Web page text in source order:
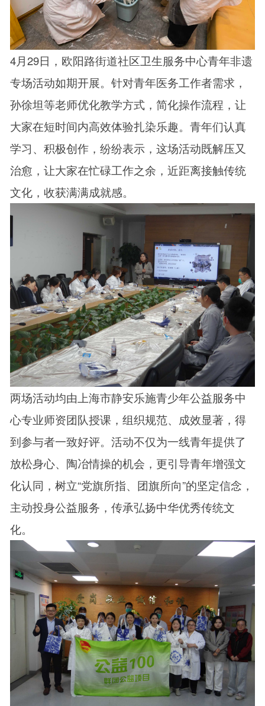
4月29日，欧阳路街道社区卫生服务中心青年非遗
专场活动如期开展。针对青年医务工作者需求，
孙徐坦等老师优化教学方式，简化操作流程，让
大家在短时间内高效体验扎染乐趣。青年们认真
学习、积极创作，纷纷表示，这场活动既解压又
治愈，让大家在忙碌工作之余，近距离接触传统
文化，收获满满成就感。
两场活动均由上海市静安乐施青少年公益服务中
心专业师资团队授课，组织规范、成效显著，得
到参与者一致好评。活动不仅为一线青年提供了
放松身心、陶冶情操的机会，更引导青年增强文
化认同，树立“党旗所指、团旗所向”的坚定信念，
主动投身公益服务，传承弘扬中华优秀传统文
化。